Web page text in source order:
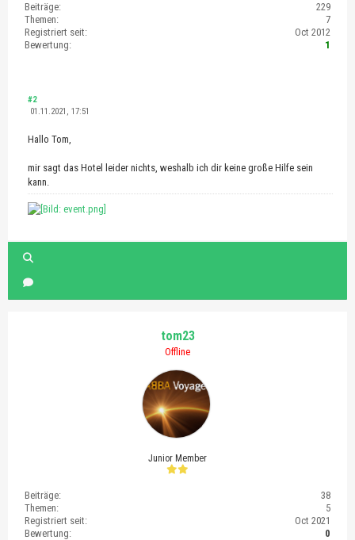
Beiträge:
229
Themen:
7
Registriert seit:
Oct 2012
Bewertung:
1
#2
01.11.2021, 17:51
Hallo Tom,
mir sagt das Hotel leider nichts, weshalb ich dir keine große Hilfe sein
kann.
tom23
Offline
Junior Member
Beiträge:
38
Themen:
5
Registriert seit:
Oct 2021
Bewertung:
0